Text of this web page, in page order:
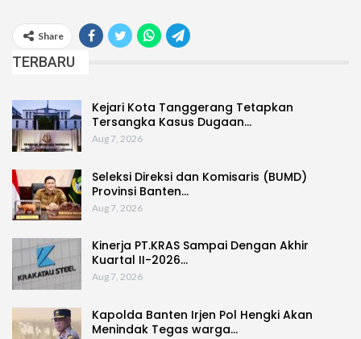
Share
TERBARU
Kejari Kota Tanggerang Tetapkan
Tersangka Kasus Dugaan…
Aug 7, 2026
Seleksi Direksi dan Komisaris (BUMD)
Provinsi Banten…
Aug 7, 2026
Kinerja PT.KRAS Sampai Dengan Akhir
Kuartal II-2026…
Aug 7, 2026
Kapolda Banten Irjen Pol Hengki Akan
Menindak Tegas warga…